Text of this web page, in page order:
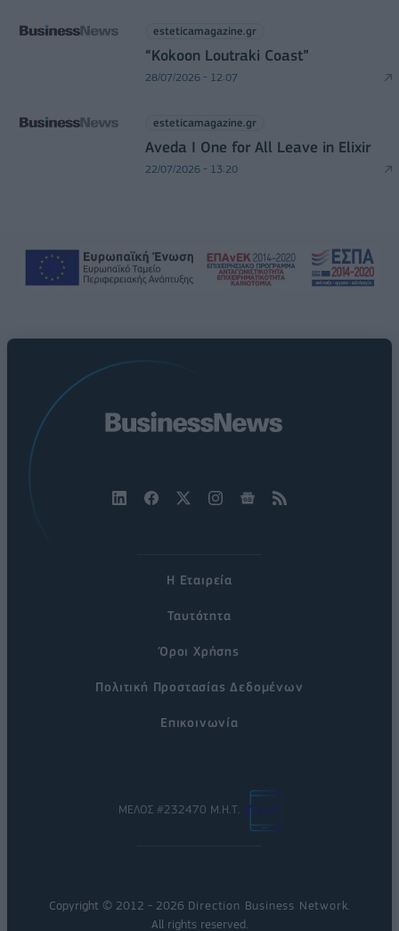
esteticamagazine.gr
“Kokoon Loutraki Coast”
28/07/2026 - 12:07
esteticamagazine.gr
Aveda I One for All Leave in Elixir
22/07/2026 - 13:20
Η Εταιρεία
Ταυτότητα
Όροι Χρήσης
Πολιτική Προστασίας Δεδομένων
Επικοινωνία
ΜΕΛΟΣ #232470 Μ.Η.Τ.
Copyright © 2012 - 2026 Direction Business Network
All rights reserved.